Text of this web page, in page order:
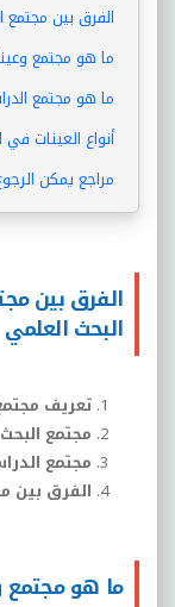
الفرق بين مجتمع
ما هو مجتمع
ما هو مجتمع
أنواع العينات
مراجع يمكن
الفرق بين
البحث العلمي
تعريف
مجتمع
مجتمع
الفرق بين
ما هو مجتمع